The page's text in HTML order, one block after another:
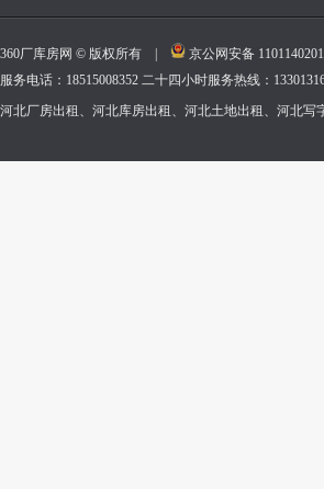
360厂库房网 © 版权所有 | 京公网安备
服务电话：18515008352 二十四小时服务热线：
河北厂房出租、河北库房出租、河北土地出租、河北写